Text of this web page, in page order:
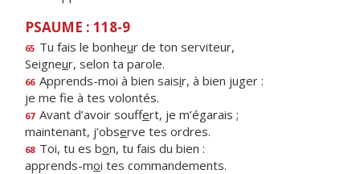
PSAUME : 118-9
65 Tu fais le bonheur de ton serviteur,
Seigneur, selon ta parole.
66 Apprends-moi à bien saisir, à bien juger :
je me fe à tes volontés.
67 Avant d’avoir souffert, je m’égarais ;
maintenant, j’observe tes ordres.
68 Toi, tu es bon, tu fais du bien :
apprends-moi tes commandements.